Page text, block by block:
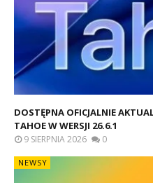
DOSTĘPNA OFICJALNIE
TAHOE W WERSJI 26.6.1
9 SIERPNIA 2026 0
NEWSY